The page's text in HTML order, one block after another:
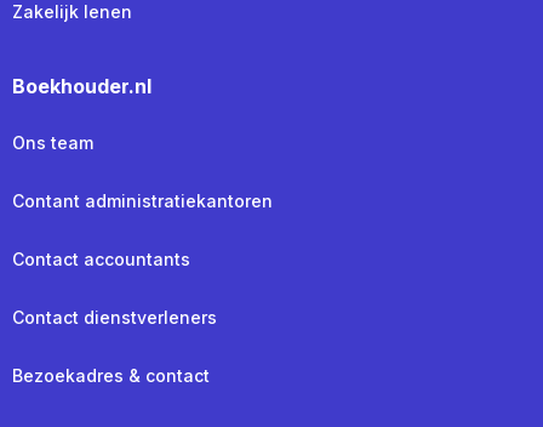
Zakelijk lenen
Boekhouder.nl
Ons team
Contant administratiekantoren
Contact accountants
Contact dienstverleners
Bezoekadres & contact